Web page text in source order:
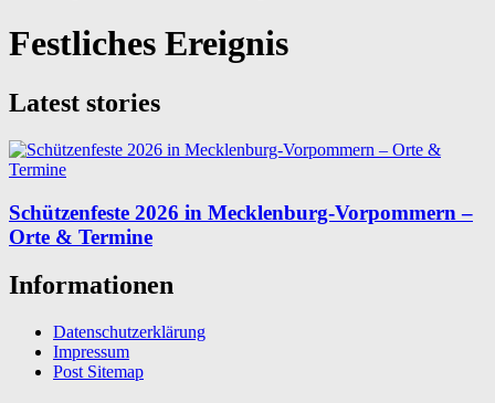
Festliches Ereignis
Latest stories
Schützenfeste 2026 in Mecklenburg-Vorpommern –
Orte & Termine
Informationen
Datenschutzerklärung
Impressum
Post Sitemap